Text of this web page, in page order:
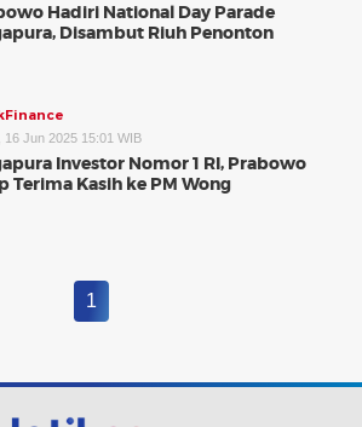
Hadiri National Day Parade
Disambut Riuh Penonton
16 Jun 2025 15:01 WIB
Investor Nomor 1 RI, Prabowo
Terima Kasih ke PM Wong
1